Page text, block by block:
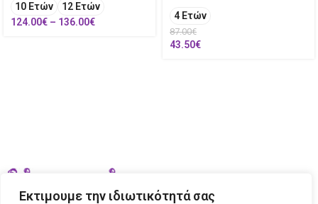
Εκτιμουμε την ιδιωτικότητά σας
10 Ετών
12 Ετών
124.00€ – 136.00€
4 Ετών
87.00€
43.50€